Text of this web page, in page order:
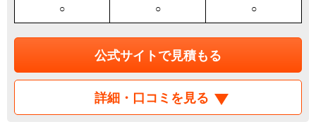
○ ○ ○
公式サイトで見積もる
詳細・口コミを見る